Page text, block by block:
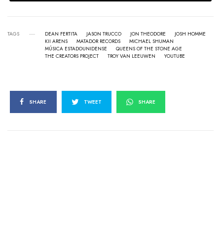
TAGS DEAN FERTITA JASON TRUCCO JON THEODORE
JOSH HOMME
KII ARENS
MATADOR RECORDS
MICHAEL SHUMAN
MÚSICA ESTADOUNIDENSE
QUEENS OF THE STONE AGE
THE CREATORS PROJECT
TROY VAN LEEUWEN YOUTUBE
SHARE TWEET SHARE